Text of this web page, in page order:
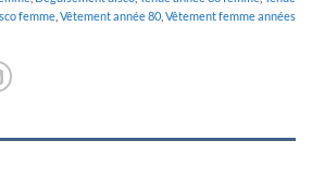
femme Vêtement année 80 Vêtement femme années